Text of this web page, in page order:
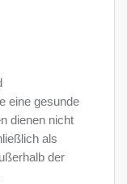
eine gesunde
dienen nicht
als
der